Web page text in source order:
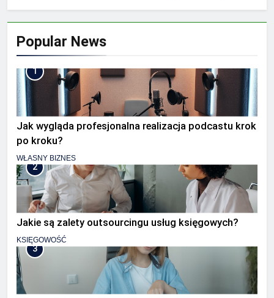
Popular News
1
Jak wygląda profesjonalna realizacja podcastu krok
po kroku?
WŁASNY BIZNES
2
Jakie są zalety outsourcingu usług księgowych?
KSIĘGOWOŚĆ
3